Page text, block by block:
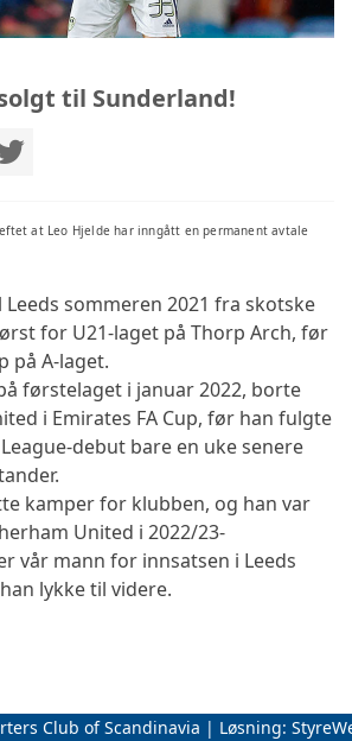
til Sunderland!
at Leo Hjelde har inngått en permanent avtale
sommeren 2021 fra skotske
for U21-laget på Thorp Arch, før
på A-laget.
førstelaget i januar 2022, borte
i Emirates FA Cup, før han fulgte
debut bare en uke senere
kamper for klubben, og han var
United i 2022/23-
vår mann for innsatsen i Leeds
lykke til videre.
Club of Scandinavia | Løsning: